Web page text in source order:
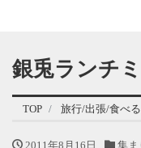
銀兎ランチ
TOP 旅行/出張/食べる
2011年8月16日 集ま